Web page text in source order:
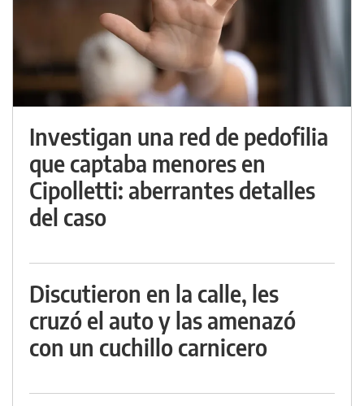
Investigan una red de pedofilia
que captaba menores en
Cipolletti: aberrantes detalles
del caso
Discutieron en la calle, les
cruzó el auto y las amenazó
con un cuchillo carnicero